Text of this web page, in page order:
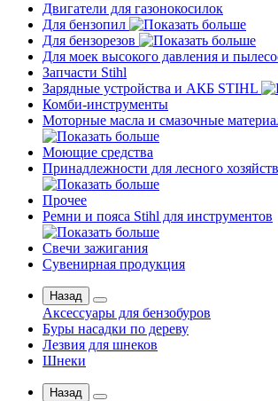
Двигатели для газонокосилок
Для бензопил
Для бензорезов
Для моек высокого давления и
Запчасти Stihl
Зарядные устройства и АКБ STIHL
Комби-инструменты
Моторные масла и смазочные
Моющие средства
Принадлежности для лесного
Прочее
Ремни и пояса Stihl для инструментов
Свечи зажигания
Сувенирная продукция
Назад
Аксессуары для бензобуров
Буры насадки по дереву
Лезвия для шнеков
Шнеки
Назад